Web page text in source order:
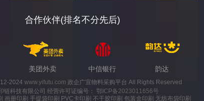
合作伙伴(排名不分先后)
美团外卖 中信银行 韵达
2024 www.yifutu.com 政企广宣物料采购平台 All Rights Reserved
链科技有限公司 经营许可证编号： 鄂ICP备2023011656号
画册印刷 手提袋印刷 PVC卡印刷 不干胶印刷 包装盒印刷 无纺布袋印刷